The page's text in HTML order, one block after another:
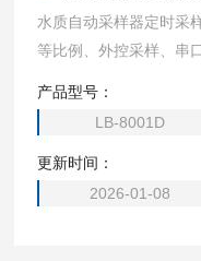
水质自动采样器定时采
等比例、外控采样、串
产品型号：
LB-8001D
更新时间：
2026-01-08